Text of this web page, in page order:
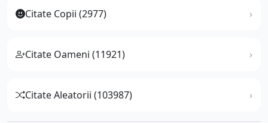
Citate Copii (2977)
Citate Oameni (11921)
Citate Aleatorii (103987)